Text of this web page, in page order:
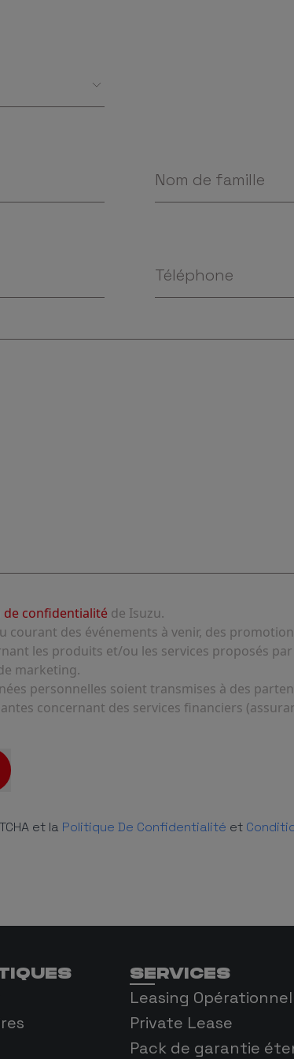
de confidentialité de Isuzu.
courant des événements à venir, des
les produits et/ou les services proposés par
marketing.
personnelles soient transmises à des
concernant des services financiers
et la Politique De Confidentialité et
SERVICES
Leasing Opérationnel
Private Lease
Pack de garantie